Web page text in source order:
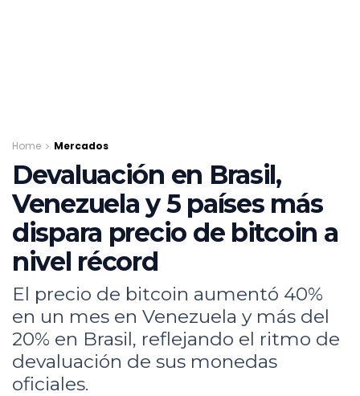
Home Mercados
Devaluación en Brasil,
Venezuela y 5 países más
dispara precio de bitcoin a
nivel récord
El precio de bitcoin aumentó 40%
en un mes en Venezuela y más del
20% en Brasil, reflejando el ritmo de
devaluación de sus monedas
oficiales.